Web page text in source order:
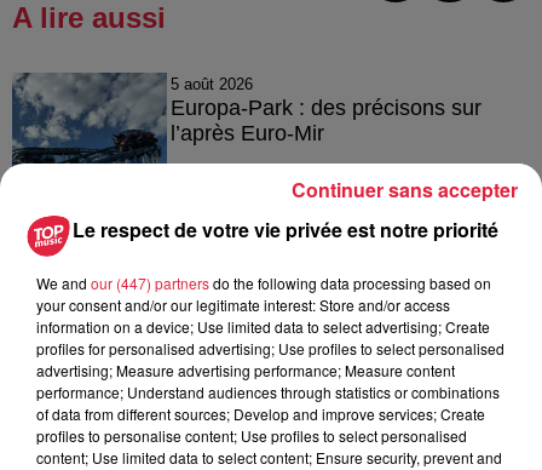
A lire aussi
5 août 2026
Europa-Park : des précisons sur
l’après Euro-Mir
meilleures adresses pour rouler à...
4 août 2026
Bischheim : disparition d’une
adolescente de 16 ans
Le respect de votre vie privée est notre priorité
We and our (447) partnersdo the following data processing based on
your consent and/or our legitimate interest: Store and/or access
information on a device; Use limited data to select advertising; Create
profiles for personalised advertising; Use profiles to select personalised
advertising; Measure advertising performance; Measure content
performance; Understand audiences through statistics or combinations
of data from different sources; Develop and improve services; Create
profiles to personalise content; Use profiles to select personalised
content; Use limited data to select content; Ensure security, prevent and
Continuer sans accepter